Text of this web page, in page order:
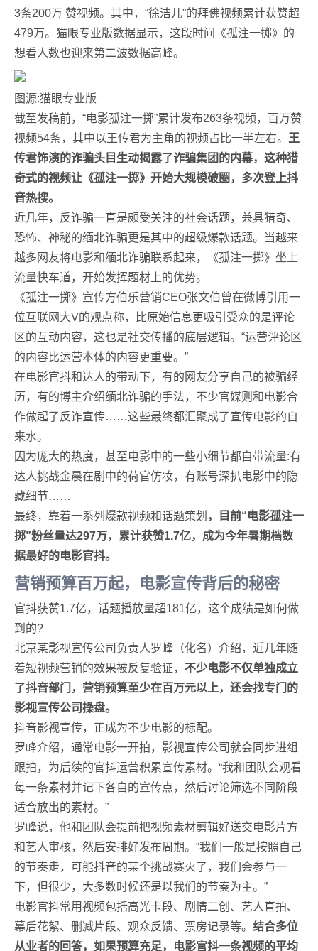
3条200万 赞视频。其中，“徐洁儿”的拜佛视频累计获赞超
479万。猫眼专业版数据显示，这段时间《孤注一掷》的
想看人数也迎来第二波数据高峰。
图源:猫眼专业版
截至发稿前，“电影孤注一掷”累计发布263条视频，百万赞
视频54条，其中以王传君为主角的视频占比一半左右。
王
传君饰演的诈骗头目生动揭露了诈骗集团的内幕，这种猎
奇式的视频让《孤注一掷》开始大规模破圈，多次登上抖
音热搜。
近几年，反诈骗一直是颇受关注的社会话题，兼具猎奇、
恐怖、神秘的缅北诈骗更是其中的超级爆款话题。当越来
越多网友将电影和缅北诈骗联系起来，《孤注一掷》坐上
流量快车道，开始发挥题材上的优势。
《孤注一掷》宣传方伯乐营销CEO张文伯曾在微博引用一
位互联网大V的观点称，比原始信息更吸引受众的是评论
区的互动内容，这也是社交传播的底层逻辑。“运营评论区
的内容比运营本体的内容更重要。”
在电影官抖和达人的带动下，有的网友分享自己的被骗经
历，有的博主介绍缅北诈骗的手法，不少官媒则和电影合
作做起了反诈宣传……这些最终都汇聚成了宣传电影的自
来水。
因为庞大的热度，甚至电影中的一些小细节都自带流量:有
达人挑战金晨在剧中的荷官仿妆，有账号深扒电影中的隐
藏细节……
最终，靠着一系列爆款视频和话题策划 ，目前“电影孤注一
掷”粉丝量达297万，累计获赞1.7亿，成为今年暑期档数
据最好的电影官抖。
营销预算百万起， 电影宣传背后的秘密
官抖获赞1.7亿，话题播放量超181亿，这个成绩是如何做
到的?
北京某影视宣传公司负责人罗峰（化名）介绍，近几年随
着短视频营销的效果被反复验证， 不少电影不仅单独成立
了抖音部门，营销预算至少在百万元以上，还会找专门的
影视宣传公司操盘。
抖音影视宣传，正成为不少电影的标配。
罗峰介绍，通常电影一开拍，影视宣传公司就会同步进组
跟拍，为后续的官抖运营积累宣传素材。“我和团队会观看
每一条素材并记下各自的宣传点，然后讨论筛选不同阶段
适合放出的素材。”
罗峰说，他和团队会提前把视频素材剪辑好送交电影片方
和艺人审核，然后安排好发布周期。“我们一般是按照自己
的节奏走，可能抖音的某个挑战赛火了，我们会参与一
下，但很少，大多数时候还是以我们的节奏为主。”
电影官抖常用视频包括高光卡段、剧情二创、艺人直拍、
幕后花絮、删减片段、观众反馈、票房记录等。 结合多位
从业者的回答，如果预算充足，电影官抖一条视频的平均